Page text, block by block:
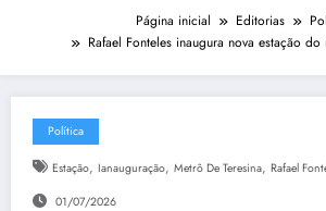
Página inicial Editorias
Rafael Fonteles inaugura nova estação do
Política
Estação, Ianauguração, Metrô De Teresina, Rafael
01/07/2026